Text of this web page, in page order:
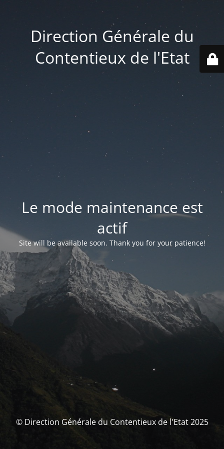
Direction Générale du
Contentieux de l'Etat
Le mode maintenance est
actif
Site will be available soon. Thank you for your patience!
© Direction Générale du Contentieux de l'Etat 2025